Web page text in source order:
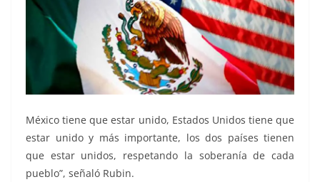
México tiene que estar unido, Estados Unidos tiene que
estar unido y más importante, los dos países tienen
que estar unidos, respetando la soberanía de cada
pueblo”, señaló Rubin.